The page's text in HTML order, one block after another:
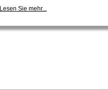
Lesen Sie mehr...